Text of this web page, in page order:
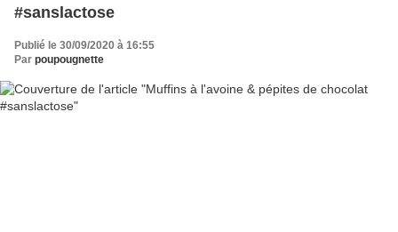
#sanslactose
Publié le 30/09/2020 à 16:55
Par poupougnette